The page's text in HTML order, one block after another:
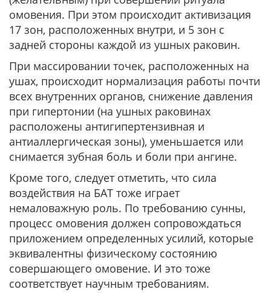
омовения. При этом происходит активизация
17 зон, расположенных внутри, и 5 зон с
задней стороны каждой из ушных раковин.
При массировании точек, расположенных на
ушах, происходит нормализация работы почти
всех внутренних органов, снижение давления
при гипертонии (на ушных раковинах
расположены антигипертензивная и
антиаллергическая зоны), уменьшается или
снимается зубная боль и боли при ангине.
Кроме того, следует отметить, что сила
воздействия на БАТ тоже играет
немаловажную роль. По требованию сунны,
процесс омовения должен сопровождаться
приложением определенных усилий, которые
эквивалентны физическому состоянию
совершающего омовение. И это тоже
соответствует научным требованиям.